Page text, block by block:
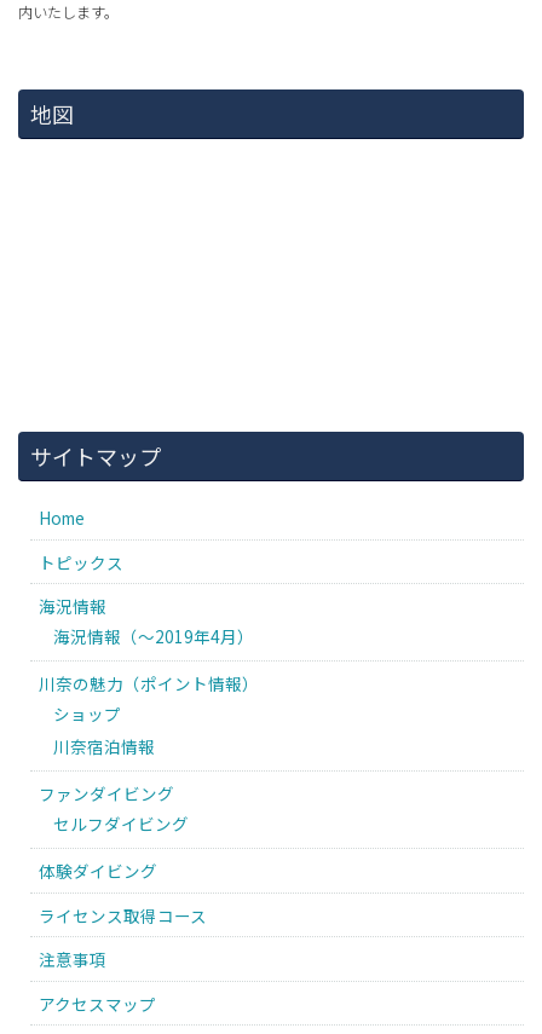
内いたします。
地図
サイトマップ
Home
トピックス
海況情報
海況情報（〜2019年4月）
川奈の魅力（ポイント情報）
ショップ
川奈宿泊情報
ファンダイビング
セルフダイビング
体験ダイビング
ライセンス取得コース
注意事項
アクセスマップ